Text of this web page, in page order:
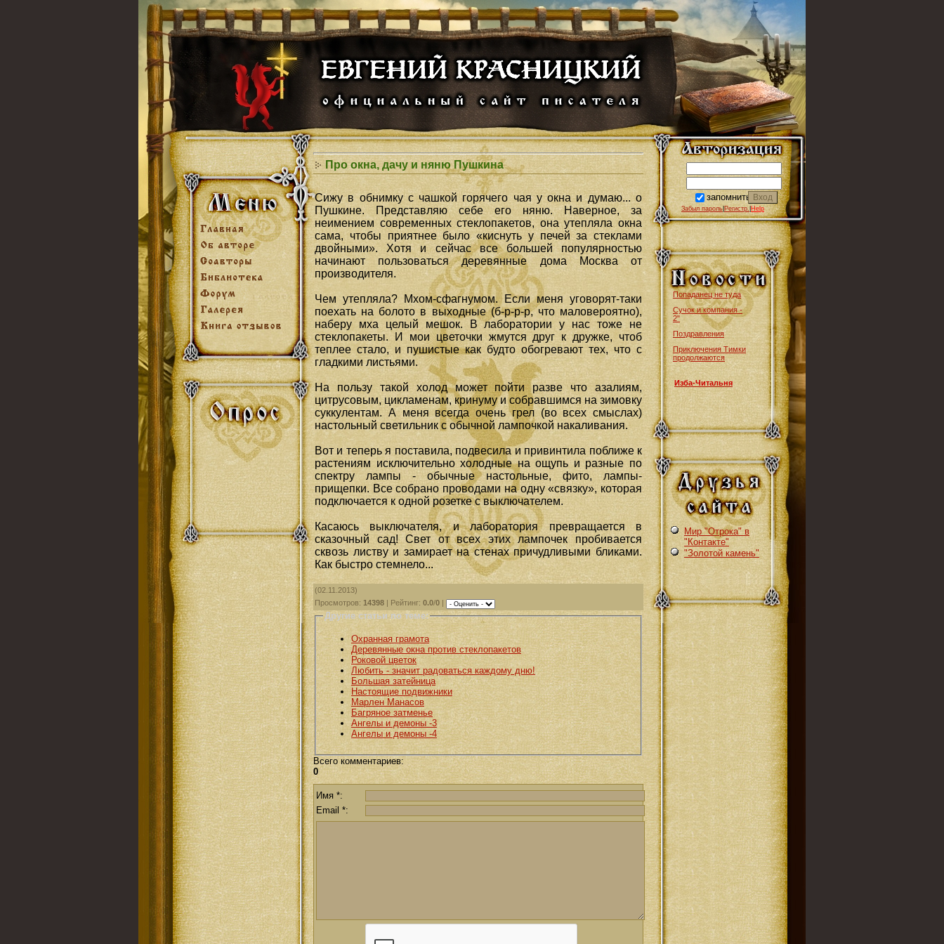
Про окна, дачу и няню Пушкина
Сижу в обнимку с чашкой горячего чая у окна и думаю... о
Пушкине. Представляю себе его няню. Наверное, за
неимением современных стеклопакетов, она утепляла окна
сама, чтобы приятнее было «киснуть у печей за стеклами
двойными». Хотя и сейчас все большей популярностью
начинают пользоваться деревянные дома Москва от
производителя.
Чем утепляла? Мхом-сфагнумом. Если меня уговорят-таки
поехать на болото в выходные (б-р-р-р, что маловероятно),
наберу мха целый мешок. В лаборатории у нас тоже не
стеклопакеты. И мои цветочки жмутся друг к дружке, чтоб
теплее стало, и пушистые как будто обогревают тех, что с
гладкими листьями.
На пользу такой холод может пойти разве что азалиям,
цитрусовым, цикламенам, кринуму и собравшимся на зимовку
суккулентам. А меня всегда очень грел (во всех смыслах)
настольный светильник с обычной лампочкой накаливания.
Вот и теперь я поставила, подвесила и привинтила поближе к
растениям исключительно холодные на ощупь и разные по
спектру лампы - обычные настольные, фито, лампы-
прищепки. Все собрано проводами на одну «связку», которая
подключается к одной розетке с выключателем.
Касаюсь выключателя, и лаборатория превращается в
сказочный сад! Свет от всех этих лампочек пробивается
сквозь листву и замирает на стенах причудливыми бликами.
Как быстро стемнело...
(02.11.2013)
Просмотров: 14398 Рейтинг: 0.0/0
Другие статьи по теме:
Охранная грамота
Деревянные окна против стеклопакетов
Роковой цветок
Любить - значит радоваться каждому дню!
Большая затейница
Настоящие подвижники
Марлен Манасов
Багряное затменье
Ангелы и демоны -3
Ангелы и демоны -4
Всего комментариев:
0
Имя *:
Email *:
запомнить
Забыл пароль Регистр. Help
Попаданец не туда
Сучок и компания -
2"
Поздравления
Приключения Тимки
продолжаются
Изба-Читальня
Мир "Отрока" в
"Контакте"
"Золотой камень"